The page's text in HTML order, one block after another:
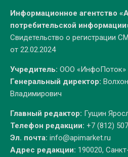
Информационное агентство
потребительской
Свидетельство о
от 22.02.2024
Учредитель: ООО «ИнфоПоток»
Генеральный директор:
Владимирович
Главный редактор: Гущин
Телефон редакции: +7 (812)
Эл. почта: info@apimarket.ru
Адрес редакции: 190020,